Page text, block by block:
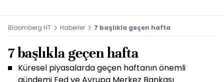
Bloomberg HT Haberler 7 başlıkla geçen hafta
7 başlıkla geçen hafta
Küresel piyasalarda geçen haftanın önemli